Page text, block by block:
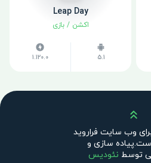
Leap Day
اکشن /بازی
5.1
1.120.0
بالا
وب سایت فراروید
سازی و
توسط نئودیس